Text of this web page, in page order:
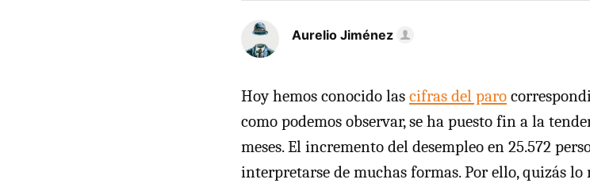
Aurelio Jiménez
Hoy hemos conocido las cifras del paro
como podemos observar, se ha puesto fin a la
meses. El incremento del desempleo en 25.572
interpretarse de muchas formas. Por ello, quizás lo